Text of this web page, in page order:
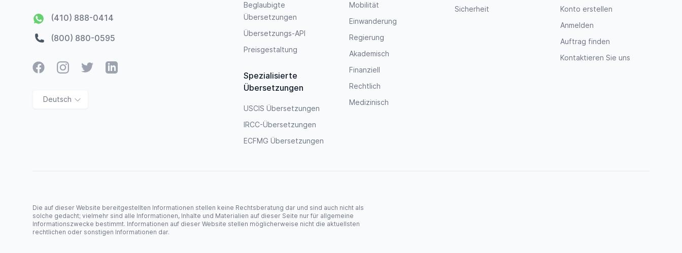
(410) 888-0414
(800) 880-0595
FacebookInstagramTwitter LinkedIn
Deutsch
Beglaubigte
Übersetzungen
Übersetzungs-API
Preisgestaltung
Spezialisierte
Übersetzungen
USCIS Übersetzungen
IRCC-Übersetzungen
ECFMG Übersetzungen
Mobilität
Einwanderung
Regierung
Akademisch
Finanziell
Rechtlich
Medizinisch
Sicherheit
Konto erstellen
Anmelden
Auftrag finden
Kontaktieren Sie uns
Die auf dieser Website bereitgestellten Informationen stellen keine Rechtsberatung dar und sind auch nicht als
solche gedacht; vielmehr sind alle Informationen, Inhalte und Materialien auf dieser Seite nur für allgemeine
Informationszwecke bestimmt. Informationen auf dieser Website stellen möglicherweise nicht die aktuellsten
rechtlichen oder sonstigen Informationen dar.